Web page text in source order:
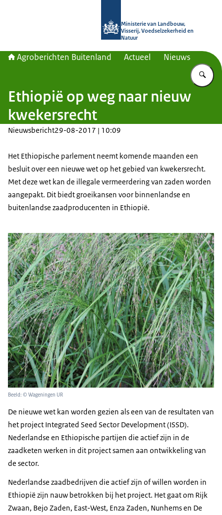
Ministerie van Landbouw,
Visserij, Voedselzekerheid en
Natuur
Agroberichten Buitenland Actueel Nieuws
Ethiopië op weg naar nieuw
kwekersrecht
Nieuwsbericht29-08-2017 | 10:09
Het Ethiopische parlement neemt komende maanden een
besluit over een nieuwe wet op het gebied van kwekersrecht.
Met deze wet kan de illegale vermeerdering van zaden worden
aangepakt. Dit biedt groeikansen voor binnenlandse en
buitenlandse zaadproducenten in Ethiopië.
Beeld: © Wageningen UR
De nieuwe wet kan worden gezien als een van de resultaten van
het project Integrated Seed Sector Development (ISSD).
Nederlandse en Ethiopische partijen die actief zijn in de
zaadketen werken in dit project samen aan ontwikkeling van
de sector.
Nederlandse zaadbedrijven die actief zijn of willen worden in
Ethiopië zijn nauw betrokken bij het project. Het gaat om Rijk
Zwaan, Bejo Zaden, East-West, Enza Zaden, Nunhems en De